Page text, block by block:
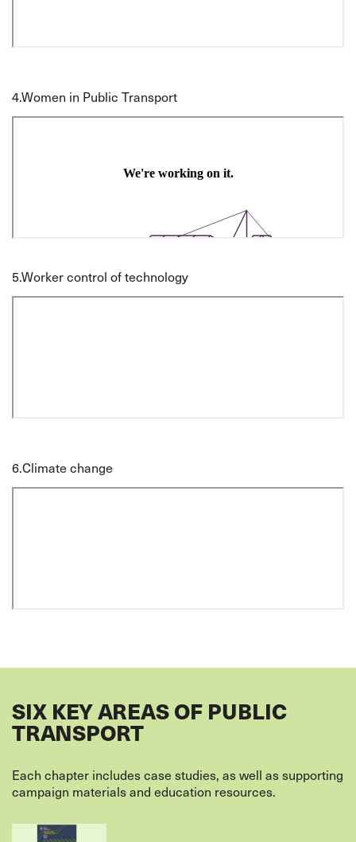
4.Women in Public Transport
5.Worker control of technology
6.Climate change
SIX KEY AREAS OF PUBLIC
TRANSPORT
Each chapter includes case studies, as well as supporting
campaign materials and education resources.